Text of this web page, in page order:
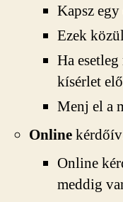
Kapsz
Ezek
Ha
kísérlet
Menj el a
Online
Online
meddig